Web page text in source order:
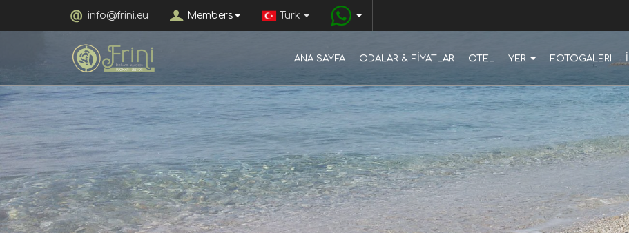
info@frini.eu Members Türk
ANA SAYFA ODALAR & FİYATLAR OTEL YER FOTOGALERI